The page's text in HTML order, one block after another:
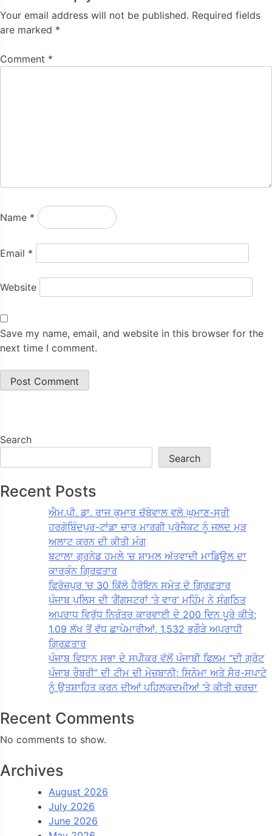
Your email address will not be published. Required fields
are marked *
Comment *
Name *
Email *
Website
Save my name, email, and website in this browser for the
next time I comment.
Search
Search
Recent Posts
ਐਮ.ਪੀ. ਡਾ. ਰਾਜ ਕੁਮਾਰ ਚੱਬੇਵਾਲ ਵਲੋ ਘੁਮਾਣ-ਸ੍ਰੀ
ਹਰਗੋਬਿੰਦਪੁਰ-ਟਾਂਡਾ ਚਾਰ ਮਾਰਗੀ ਪ੍ਰੋਜੈਕਟ ਨੂੰ ਜਲਦ ਮੁੜ
ਅਲਾਟ ਕਰਨ ਦੀ ਕੀਤੀ ਮੰਗ
ਬਟਾਲਾ ਗ੍ਰਨੇਡ ਹਮਲੇ ’ਚ ਸ਼ਾਮਲ ਅੱਤਵਾਦੀ ਮਾਡਿਊਲ ਦਾ
ਕਾਰਕੁੰਨ ਗ੍ਰਿਫਤਾਰ
ਫਿਰੋਜ਼ਪੁਰ ‘ਚ 30 ਕਿੱਲੋ ਹੈਰੋਇਨ ਸਮੇਤ ਦੋ ਗ੍ਰਿਫ਼ਤਾਰ
ਪੰਜਾਬ ਪੁਲਿਸ ਦੀ ‘ਗੈਂਗਸਟਰਾਂ ’ਤੇ ਵਾਰ’ ਮੁਹਿੰਮ ਨੇ ਸੰਗਠਿਤ
ਅਪਰਾਧ ਵਿਰੁੱਧ ਨਿਰੰਤਰ ਕਾਰਵਾਈ ਦੇ 200 ਦਿਨ ਪੂਰੇ ਕੀਤੇ;
1.09 ਲੱਖ ਤੋਂ ਵੱਧ ਛਾਪੇਮਾਰੀਆਂ, 1,532 ਭਗੌੜੇ ਅਪਰਾਧੀ
ਗ੍ਰਿਫ਼ਤਾਰ
ਪੰਜਾਬ ਵਿਧਾਨ ਸਭਾ ਦੇ ਸਪੀਕਰ ਵੱਲੋਂ ਪੰਜਾਬੀ ਫਿਲਮ “ਦੀ ਗ੍ਰੇਟ
ਪੰਜਾਬ ਰੌਬਰੀ” ਦੀ ਟੀਮ ਦੀ ਮੇਜ਼ਬਾਨੀ; ਸਿਨੇਮਾ ਅਤੇ ਸੈਰ-ਸਪਾਟੇ
ਨੂੰ ਉਤਸ਼ਾਹਿਤ ਕਰਨ ਦੀਆਂ ਪਹਿਲਕਦਮੀਆਂ ‘ਤੇ ਕੀਤੀ ਚਰਚਾ
Recent Comments
No comments to show.
Archives
August 2026
July 2026
June 2026